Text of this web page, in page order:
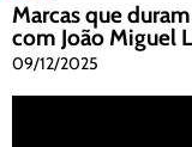
Marcas que
com João Miguel
09/12/2025